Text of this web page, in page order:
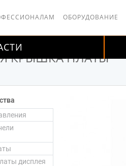
ОБОРУДОВАНИЕ
БЛОК УПРАВЛЕНИЯ
КРЫШКА ПЛАТЫ
дисплея